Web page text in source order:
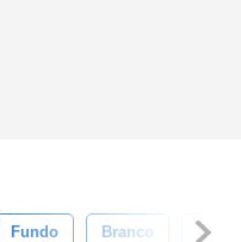
Fundo Branco